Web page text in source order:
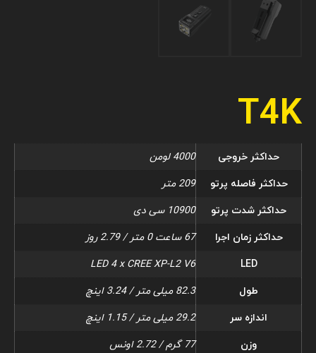
T4K
حداکثر خروجی
4000 لومن
حداکثر فاصله پرتو
209 متر
حداکثر شدت پرتو
10900 سی دی
حداکثر زمان اجرا
67 ساعت 0 متر / 2.79 روز
LED
LED 4 x CREE XP-L2 V6
طول
82.3 میلی متر / 3.24 اینچ
اندازه سر
29.2 میلی متر / 1.15 اینچ
وزن
77 گرم / 2.72 اونس